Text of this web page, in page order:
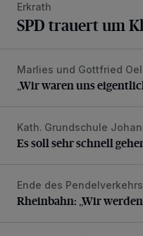
Erkrath
SPD trauert um
„Wir waren uns eigentlich
Marlies und Gottfried
„Wir waren uns
Es soll sehr schnell
Kath. Grundschule
Es soll sehr schnell
Rheinbahn: „Wir werden
Ende des Pendelverkehrs
Rheinbahn: „Wir